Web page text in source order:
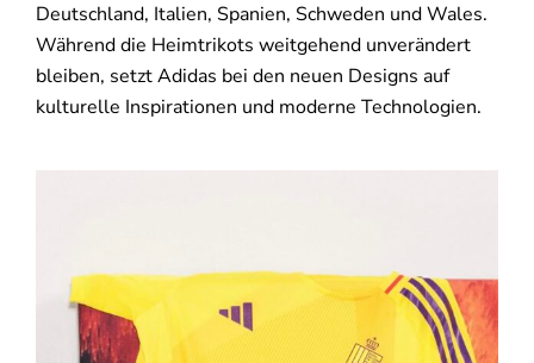
Deutschland, Italien, Spanien, Schweden und Wales.
Während die Heimtrikots weitgehend unverändert
bleiben, setzt Adidas bei den neuen Designs auf
kulturelle Inspirationen und moderne Technologien.